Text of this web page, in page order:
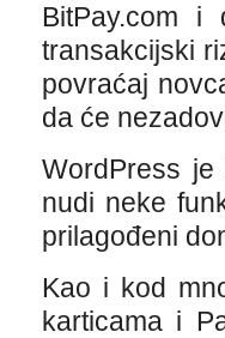
BitPay.com
transakcijski
povraćaj
da će
WordPress je
nudi neke
prilagođeni
Kao i kod
karticama i